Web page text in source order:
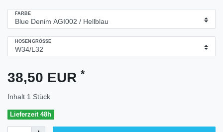
FARBE
HOSENGRÖSSE
38,50 EUR *
Inhalt 1 Stück
Lieferzeit 48h